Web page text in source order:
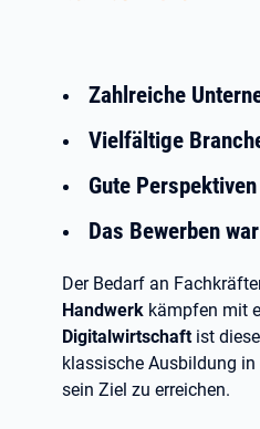
Zahlreiche
Vielfältige
Gute Perspektiven
Das Bewerben
Der Bedarf an
Handwerk kämpfen mit
Digitalwirtschaftist
klassische Ausbildung
sein Ziel zu erreichen.